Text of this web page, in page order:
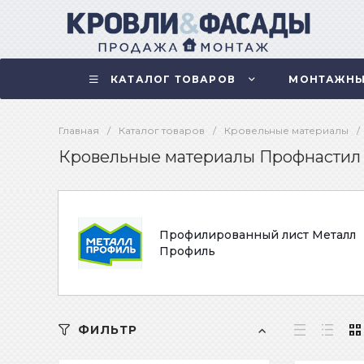
КАТАЛОГ ТОВАРОВ
Главная / Каталог товаров / Кровельные материалы /
Кровельные материалы Профнастил
Профилированный лист Металл
Профиль
ФИЛЬТР